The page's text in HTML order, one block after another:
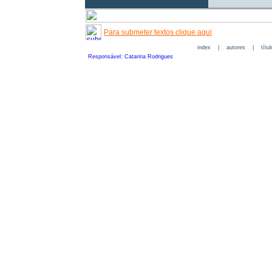
Para submeter textos clique aqui
index| autores|